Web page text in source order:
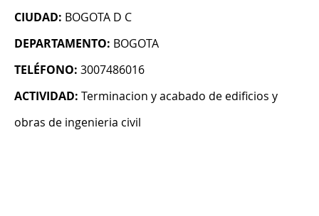
CIUDAD: BOGOTA D C
DEPARTAMENTO: BOGOTA
TELÉFONO: 3007486016
ACTIVIDAD: Terminacion y acabado de edificios y
obras de ingenieria civil